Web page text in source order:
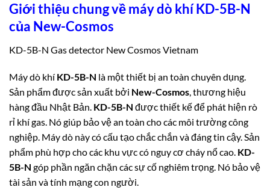
Giới thiệu chung về máy dò khí KD-5B-N
của New-Cosmos
KD-5B-N Gas detector New Cosmos Vietnam
Máy dò khí KD-5B-N là một thiết bị an toàn chuyên dụng.
Sản phẩm được sản xuất bởi New-Cosmos, thương hiệu
hàng đầu Nhật Bản. KD-5B-N được thiết kế để phát hiện rò
rỉ khí gas. Nó giúp bảo vệ an toàn cho các môi trường công
nghiệp. Máy dò này có cấu tạo chắc chắn và đáng tin cậy. Sản
phẩm phù hợp cho các khu vực có nguy cơ cháy nổ cao. KD-
5B-N góp phần ngăn chặn các sự cố nghiêm trọng. Nó bảo vệ
tài sản và tính mạng con người.